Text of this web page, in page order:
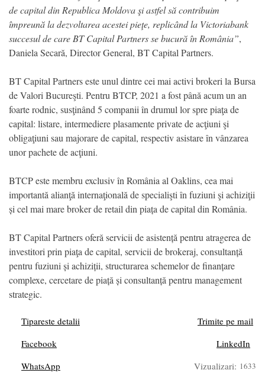
de capital din Republica Moldova şi astfel să contribuim
împreună la dezvoltarea acestei pieţe, replicând la Victoriabank
succesul de care BT Capital Partners se bucură în România”,
Daniela Secară, Director General, BT Capital Partners.
BT Capital Partners este unul dintre cei mai activi brokeri la Bursa
de Valori Bucureşti. Pentru BTCP, 2021 a fost până acum un an
foarte rodnic, susţinând 5 companii în drumul lor spre piaţa de
capital: listare, intermediere plasamente private de acţiuni şi
obligaţiuni sau majorare de capital, respectiv asistare în vânzarea
unor pachete de acţiuni.
BTCP este membru exclusiv în România al Oaklins, cea mai
importantă alianţă internaţională de specialişti în fuziuni şi achiziţii
și cel mai mare broker de retail din piața de capital din România.
BT Capital Partners oferă servicii de asistență pentru atragerea de
investitori prin piaţa de capital, servicii de brokeraj, consultanță
pentru fuziuni și achiziții, structurarea schemelor de finanțare
complexe, cercetare de piață și consultanță pentru management
strategic.
Tipareste detalii
Trimite pe mail
Facebook
LinkedIn
WhatsApp
Vizualizari: 1633